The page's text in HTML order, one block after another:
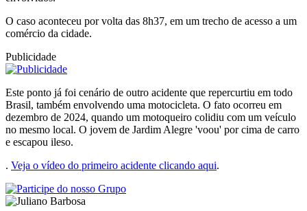
O caso aconteceu por volta das 8h37, em um trecho de acesso a um
comércio da cidade.
Publicidade
Este ponto já foi cenário de outro acidente que repercurtiu em todo
Brasil, também envolvendo uma motocicleta. O fato ocorreu em
dezembro de 2024, quando um motoqueiro colidiu com um veículo
no mesmo local. O jovem de Jardim Alegre 'voou' por cima de carro
e escapou ileso.
. Veja o vídeo do primeiro acidente clicando aqui.